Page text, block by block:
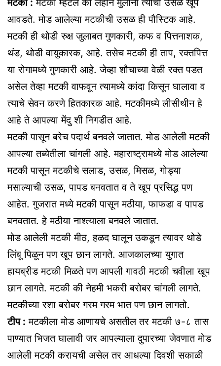
आवडते. मोड आलेल्या मटकीची उसळ ही पौस्टिक आहे.
मटकी ही थोडी रुक्ष जुलाबत गुणकारी, कफ व पित्तनाशक,
थंड, थोडी वायुकारक, आहे. तसेच मटकी ही ताप, रक्तपित्त
या रोगामध्ये गुणकारी आहे. जेव्हा शौचाच्या वेळी रक्त पडत
असेल तेव्हा मटकी वाफवून त्यामध्ये कांदा किसून घालावा व
त्याचे सेवन करणे हितकारक आहे. मटकीमध्ये लीसीथीन हे
आहे ते आपल्या मेंदु शी निगडीत आहे.
मटकी पासून बरेच पदार्थ बनवले जातात. मोड आलेली मटकी
आपल्या तब्येतीला चांगली आहे. महाराष्ट्रामध्ये मोड आलेल्या
मटकी पासून मटकीचे सलाड, उसळ, मिसळ, गोड्या
मसाल्याची उसळ, पापड बनवतात व ते खूप प्रसिद्ध पण
आहेत. गुजरात मध्ये मटकी पासून मठीया, फाफडा व पापड
बनवतात. हे मठीया नाश्त्याला बनवले जातात.
मोड आलेली मटकी मीठ, हळद घालून उकडून त्यावर थोडे
लिंबू पिळून पण खूप छान लागते. आजकालच्या युगात
हायब्रीड मटकी मिळते पण आपली गावठी मटकी चवीला खूप
छान लागते. मटकी की नेहमी भकरी बरोबर चांगली लागते.
मटकीच्या रशा बरोबर गरम गरम भात पण छान लागतो.
टीप : मटकीला मोड आणायचे असतील तर मटकी ७-८ तास
पाण्यात भिजत घालावी जर आपल्याला दुपारच्या जेवणात मोड
आलेली मटकी करायची असेल तर आधल्या दिवशी सकाळी